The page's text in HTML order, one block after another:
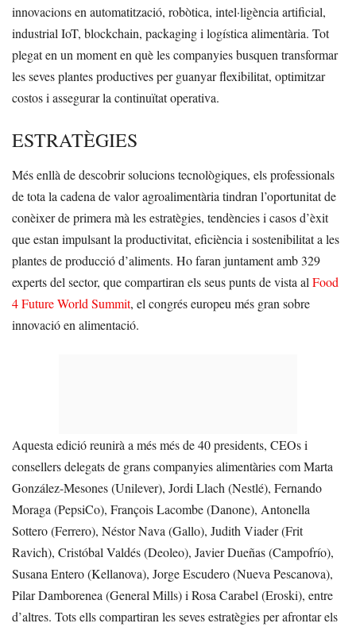
innovacions en automatització, robòtica, intel·ligència artificial,
industrial IoT, blockchain, packaging i logística alimentària. Tot
plegat en un moment en què les companyies busquen transformar
les seves plantes productives per guanyar flexibilitat, optimitzar
costos i assegurar la continuïtat operativa.
ESTRATÈGIES
Més enllà de descobrir solucions tecnològiques, els professionals
de tota la cadena de valor agroalimentària tindran l’oportunitat de
conèixer de primera mà les estratègies, tendències i casos d’èxit
que estan impulsant la productivitat, eficiència i sostenibilitat a les
plantes de producció d’aliments. Ho faran juntament amb 329
experts del sector, que compartiran els seus punts de vista alFood
4 Future World Summit, el congrés europeu més gran sobre
innovació en alimentació.
Aquesta edició reunirà a més més de 40 presidents, CEOs i
consellers delegats de grans companyies alimentàries com Marta
González-Mesones (Unilever), Jordi Llach (Nestlé), Fernando
Moraga (PepsiCo), François Lacombe (Danone), Antonella
Sottero (Ferrero), Néstor Nava (Gallo), Judith Viader (Frit
Ravich), Cristóbal Valdés (Deoleo), Javier Dueñas (Campofrío),
Susana Entero (Kellanova), Jorge Escudero (Nueva Pescanova),
Pilar Damborenea (General Mills) i Rosa Carabel (Eroski), entre
d’altres. Tots ells compartiran les seves estratègies per afrontar els